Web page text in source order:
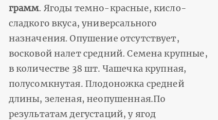
грамм. Ягоды темно-красные, кисло-
сладкого вкуса, универсального
назначения. Опушение отсутствует,
восковой налет средний. Семена крупные,
в количестве 38 шт. Чашечка крупная,
полусомкнутая. Плодоножка средней
длины, зеленая, неопушенная.По
результатам дегустаций, у ягод